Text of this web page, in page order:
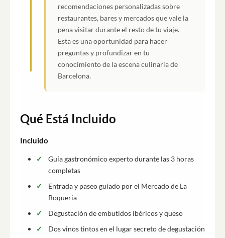
recomendaciones personalizadas sobre
restaurantes, bares y mercados que vale la
pena visitar durante el resto de tu viaje.
Esta es una oportunidad para hacer
preguntas y profundizar en tu
conocimiento de la escena culinaria de
Barcelona.
Qué Está Incluido
Incluido
Guía gastronómico experto durante las 3 horas
completas
Entrada y paseo guiado por el Mercado de La
Boqueria
Degustación de embutidos ibéricos y queso
Dos vinos tintos en el lugar secreto de degustación